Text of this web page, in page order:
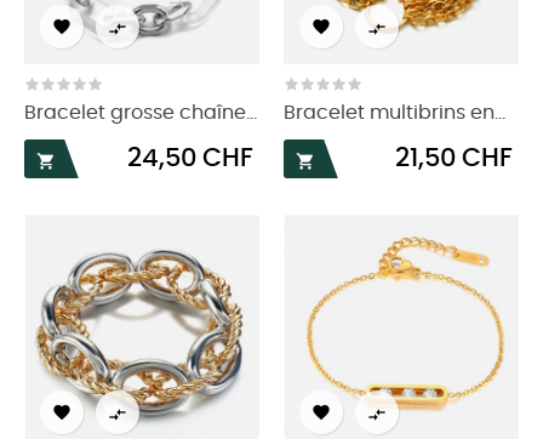
 
Bracelet grosse chaîne...

Prix
24,50 CHF
 
Bracelet multibrins en...

Prix
21,50 CHF
   